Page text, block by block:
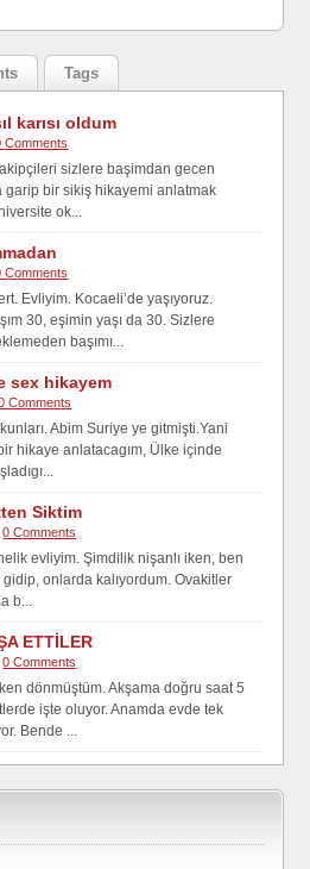
Tags
karısı oldum
Comments
sizlere başimdan gecen
garip bir sikiş hikayemi anlatmak
ok...
Comments
Evliyim. Kocaeli’de yaşıyoruz.
30, eşimin yaşı da 30. Sizlere
başımı...
sex hikayem
Comments
Abim Suriye ye gitmişti.Yani
hikaye anlatacagım, Ülke içinde
Siktim
0 Comments
evliyim. Şimdilik nişanlı iken, ben
onlarda kalıyordum. Ovakitler
b...
ETTİLER
0 Comments
dönmüştüm. Akşama doğru saat 5
işte oluyor. Anamda evde tek
Bende ...